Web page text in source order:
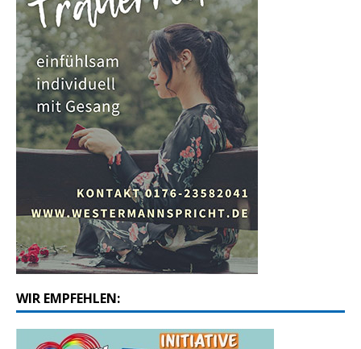
WIR EMPFEHLEN: